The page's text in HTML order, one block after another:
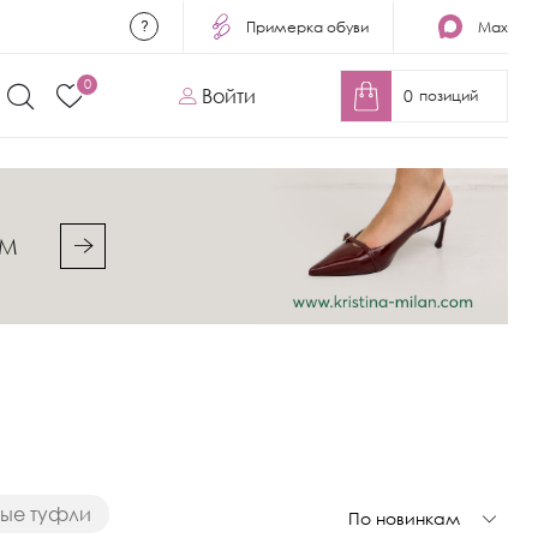
Примерка обуви Max
0
Войти 0 позиций
туфли По новинкам